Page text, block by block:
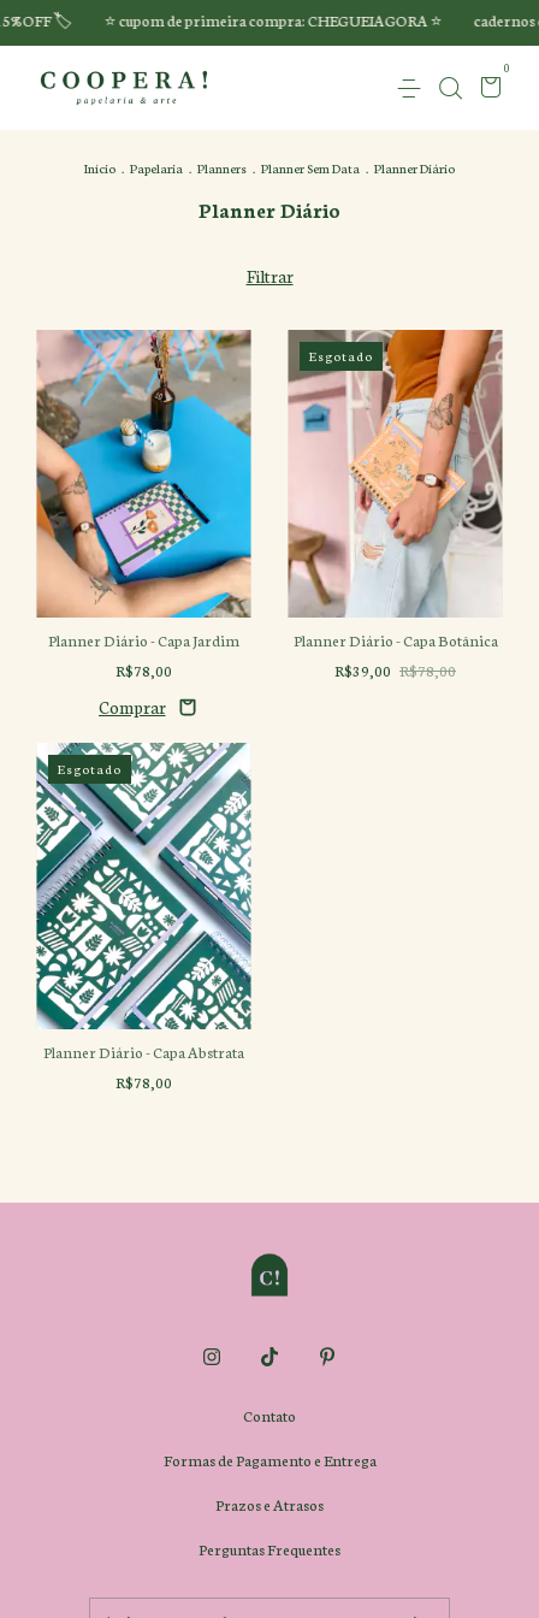
🏷️ ⭐️ cupom de primeira compra: CHEGUEIAGORA ⭐️ cadernos
0
Início . Papelaria . Planners . Planner Sem Data . Planner Diário
Planner Diário
Filtrar
Planner Diário - Capa Jardim
R$78,00
Esgotado
Planner Diário - Capa Botânica
R$39,00 R$78,00
Esgotado
Planner Diário - Capa Abstrata
R$78,00
Contato
Formas de Pagamento e Entrega
Prazos e Atrasos
Perguntas Frequentes